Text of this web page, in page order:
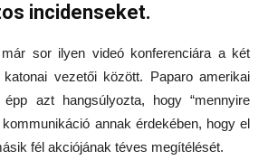
incidenseket.
sor ilyen videó konferenciára a két
vezetői között. Paparo amerikai
azt hangsúlyozta, hogy “mennyire
annak érdekében, hogy el
fél akciójának téves megítélését.